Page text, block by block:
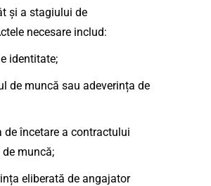
și a stagiului de
necesare includ:
identitate;
de muncă sau adeverința de
de încetare a contractului
muncă;
eliberată de angajator